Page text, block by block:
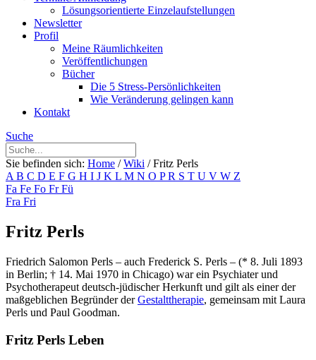
Lösungsorientierte Einzelaufstellungen
Newsletter
Profil
Meine Räumlichkeiten
Veröffentlichungen
Bücher
Die 5 Stress-Persönlichkeiten
Wie Veränderung gelingen kann
Kontakt
Suche
Sie befinden sich: Home / Wiki / Fritz Perls
A B C D E F G H I J K L M N O PR S T U V W Z
Fa Fe Fo FrFü
Fra Fri
Fritz Perls
Friedrich Salomon Perls – auch Frederick S. Perls – (* 8. Juli 1893
in Berlin; † 14. Mai 1970 in Chicago) war ein Psychiater und
Psychotherapeut deutsch-jüdischer Herkunft und gilt als einer der
maßgeblichen Begründer derGestalttherapie, gemeinsam mit Laura
Perls und Paul Goodman.
Fritz Perls Leben